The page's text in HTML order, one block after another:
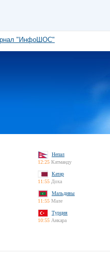
"ИнфоШОС"
Непал
12:25 Катманду
Катар
11:55 Доха
Мальдивы
11:55 Мале
Турция
10:55 Анкара